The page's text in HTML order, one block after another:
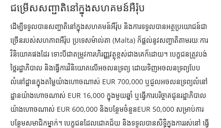
ជម្រើសសញ្ជាតិនៅក្នុងសហគមន៍អឺរ៉ុប
ដើម្បីទទួលបានសញ្ជាតិនៅក្នុងសហគមន៍អឺរ៉ុប និងការទទួលបានអត្ថប្រយោជន៍ជា
ច្រើនរបស់សហភាពអឺរ៉ុប ប្រទេសម៉ាល់តា (Malta) ក៏ផ្តល់នូវសញ្ជាតិតាមរយៈការ
វិនិយោគផងដែរ ទោះបីជាតម្រូវការហិរញ្ញវត្ថុខ្ពស់ជាងគេក៏ដោយ។ បេក្ខជនត្រូវបង់
ថ្លៃរដ្ឋាភិបាល និងធ្វើការវិនិយោគលើអចលនទ្រព្យ ដោយទិញអចលនទ្រព្យបែប
លំនៅដ្ឋានក្នុងតម្លៃយ៉ាងហោចណាស់ EUR 700,000 ឬជួលអចលនទ្រព្យលំនៅ
ដ្ឋានយ៉ាងហោចណាស់ EUR 16,000 ក្នុងមួយឆ្នាំ ឬធ្វើការបរិច្ចាគជូនរដ្ឋាភិបាល
យ៉ាងហោចណាស់ EUR 600,000 និងបន្ថែមចំនួនEUR 50,000 សម្រាប់ការ
បន្ថែមសមាជិកម្នាក់។ បេក្ខជនដែលជោគជ័យ និងទទួលបានសិទ្ធិក្នុងការរស់នៅ ធ្វើ